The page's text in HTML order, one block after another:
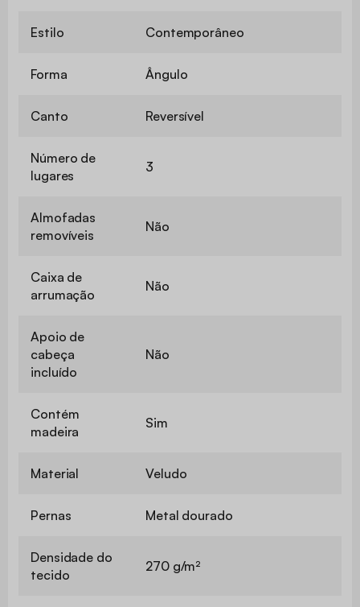
Estilo Contemporâneo
Forma Ângulo
Canto Reversível
Número de
lugares
3
Almofadas
removíveis
Não
Caixa de
arrumação
Não
Apoio de
cabeça
incluído
Não
Contém
madeira
Sim
Material Veludo
Pernas Metal dourado
Densidade do
tecido
270 g/m²